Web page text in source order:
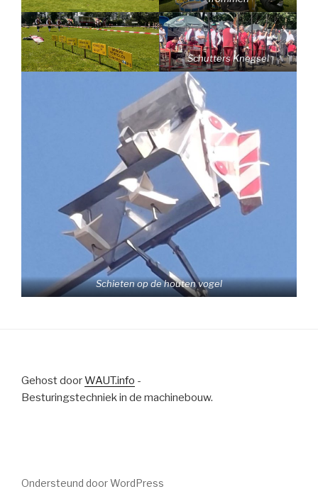
Schutters Knegsel
Schieten op de houten vogel
Gehost doorWAUT.info -
Besturingstechniek in de machinebouw.
Ondersteund door WordPress